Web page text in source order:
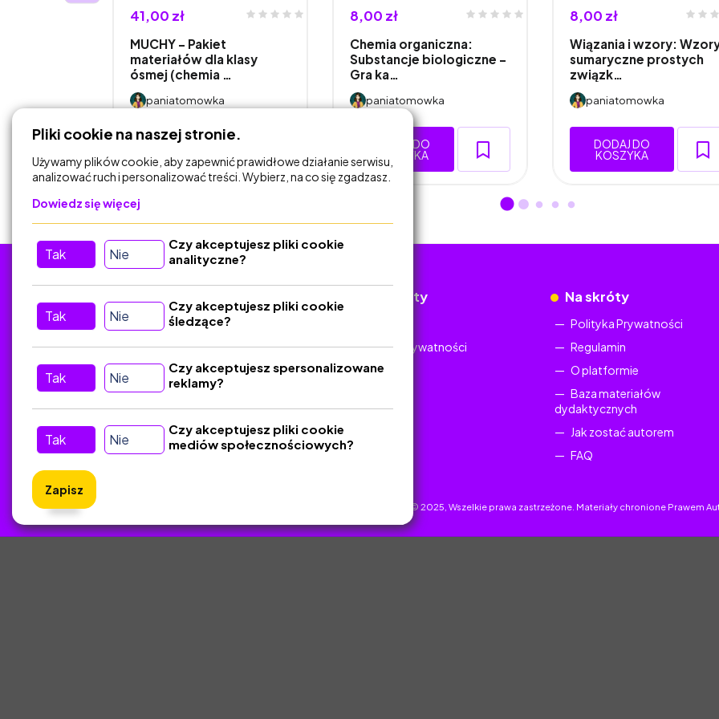
41,00 zł
MUCHY – Pakiet
materiałów dla klasy
ósmej (chemia …
paniatomowka
DODAJ DO
KOSZYKA
8,00 zł
Chemia organiczna:
Substancje biologiczne –
Gra ka…
paniatomowka
DODAJ DO
KOSZYKA
8,00 zł
Wiązania i wzory:
sumaryczne prostych
związk…
paniatomowka
DODAJ DO
KOSZYKA
Kontakt
Dokumenty
Polityka Prywatności
Na skróty
Polityka Prywatności
Regulamin
O platformie
Baza materiałów
dydaktycznych
Jak zostać autorem
FAQ
ZlotyNauczyciel.pl © 2025, Wszelkie prawa zastrzeżone. Materiały chronione Prawem
Pliki cookie na naszej stronie.
Używamy plików cookie, aby zapewnić prawidłowe działanie serwisu,
analizować ruch i personalizować treści. Wybierz, na co się zgadzasz.
Dowiedz się więcej
Tak Nie
Czy akceptujesz pliki cookie
analityczne?
Tak Nie
Czy akceptujesz pliki cookie
śledzące?
Tak Nie
Czy akceptujesz spersonalizowane
reklamy?
Tak Nie
Czy akceptujesz pliki cookie
mediów społecznościowych?
Zapisz